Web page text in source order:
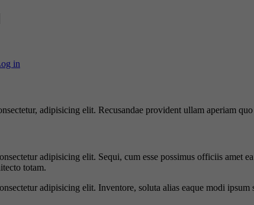
in
adipisicing elit. Recusandae provident ullam aperiam
adipisicing elit. Sequi, cum esse possimus officiis amet
totam.
adipisicing elit. Inventore, soluta alias eaque modi